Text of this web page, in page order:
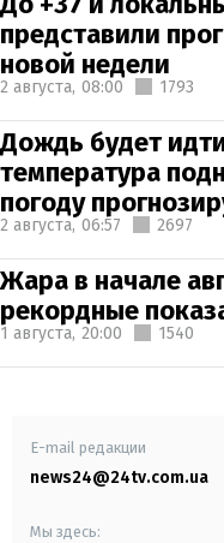
представили
новой недели
2 августа, 08:00 1793
Дождь будет
температура
погоду
2 августа, 06:57 2697
Жара в начале
рекордные
1 августа, 20:00 1540
E-mail редакции
news24@24tv.com.ua
Мы здесь: